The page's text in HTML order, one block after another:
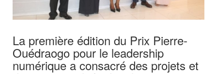
La première édition du Prix Pierre-
Ouédraogo pour le leadership
numérique a consacré des projets et